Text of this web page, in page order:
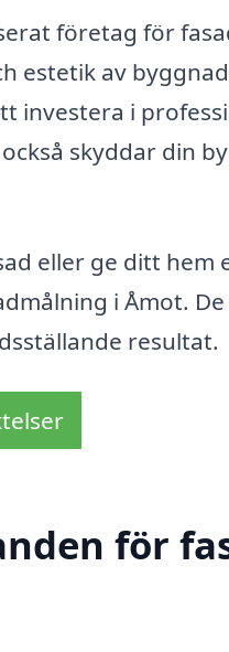
företag för
estetik av
investera i
skyddar din
eller ge ditt hem
i Åmot.
resultat.
för